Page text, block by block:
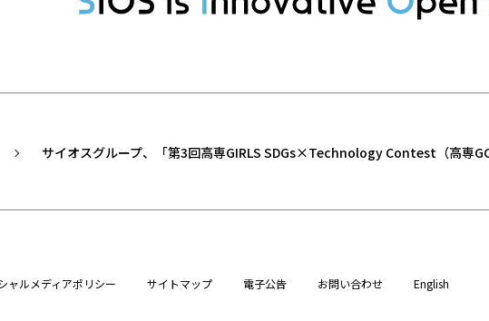
サイオスグループ、「第3回高専GIRLS SDGs×Technology Contest（高専
ャルメディアポリシー サイトマップ 電子公告 お問い合わせ English